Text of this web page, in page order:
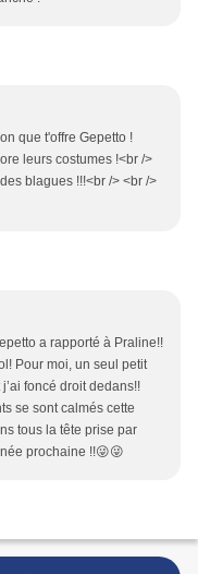
que t'offre Gepetto !
leurs costumes !<br />
blagues !!!<br /> <br />
a rapporté à Praline!!
Pour moi, un seul petit
foncé droit dedans!!
se sont calmés cette
tous la tête prise par
prochaine !!😜😜